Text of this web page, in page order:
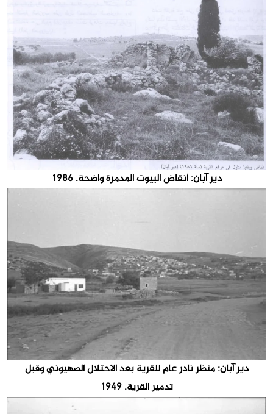
دير آبان: أنقاض البيوت المدمرة واضحة. 1986
دير آبان: منظر نادر عام للقرية بعد الاحتلال الصهيوني وقبل
تدمير القرية. 1949